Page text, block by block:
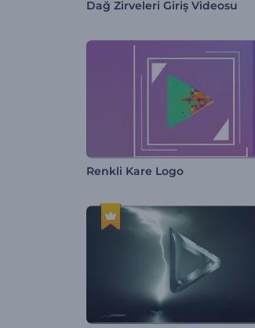
Dağ Zirveleri Giriş Videosu
Renkli Kare Logo